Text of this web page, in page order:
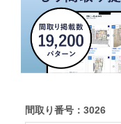
間取り番号：3026